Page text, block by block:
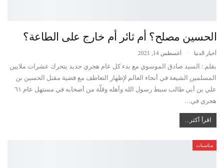
الحسين مصلح؟ أم ثائر أم خارج على الطاعة؟
أخبار الدنيا أغسطس 14, 2021
بقلم : السيد صادق الموسوي مع بدء كل عام هجري جديد يتحرك عشرات ملايين
المسلمين الشيعة في أنحاء العالم لإظهار التعاطف مع قضية مقتل الحسين بن
علي بن أبي طالب سبط رسول الله وأهله وقلّة من أصحابه في مستهل عام ٦١
هجري في…
اقرأ أكثر...
مناسبات